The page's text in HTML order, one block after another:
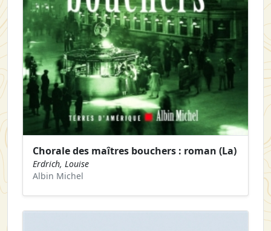
Chorale des maîtres bouchers : roman (La)
Erdrich, Louise
Albin Michel